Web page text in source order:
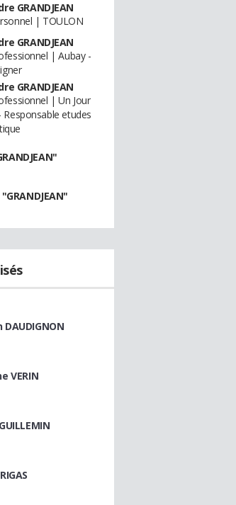
GRANDJEAN
| TOULON
GRANDJEAN
| Aubay -
GRANDJEAN
| Un Jour
Responsable etudes
DAUDIGNON
VERIN